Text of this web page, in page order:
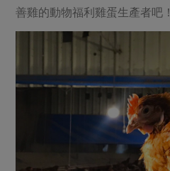
善雞的動物福利雞蛋生產者吧！